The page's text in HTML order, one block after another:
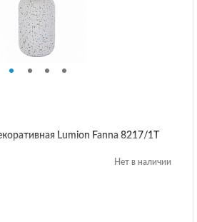
Lumion Fanna 8217/1T
Нет в наличии